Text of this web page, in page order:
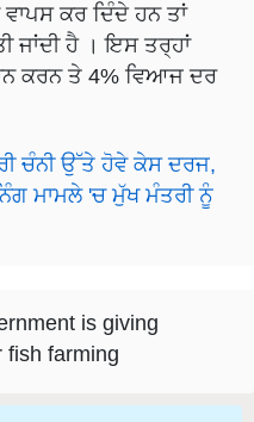
ਕਰ ਦਿੰਦੇ ਹਨ ਤਾਂ
ਜਾਂਦੀ ਹੈ । ਇਸ ਤਰ੍ਹਾਂ
ਕਰਨ ਤੇ 4% ਵਿਆਜ ਦਰ
ਚੰਨੀ ਉੱਤੇ ਹੋਵੇ ਕੇਸ ਦਰਜ,
ਮਾਮਲੇ 'ਚ ਮੁੱਖ ਮੰਤਰੀ ਨੂੰ
is giving
fish farming